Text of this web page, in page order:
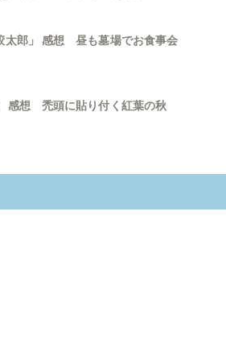
太郎」 感想 昼も墓場でお食事会
感想 禿頭に貼り付く紅葉の秋